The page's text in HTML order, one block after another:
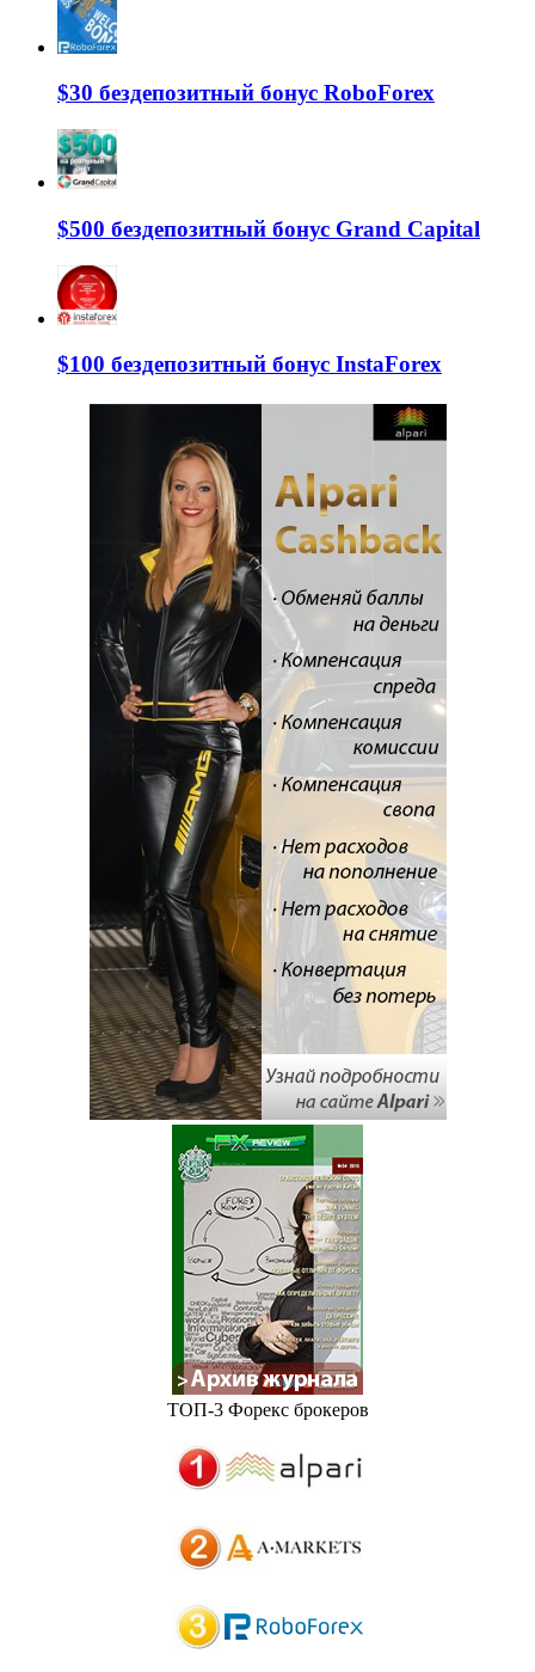
$30 бездепозитный бонус RoboForex
$500 бездепозитный бонус Grand Capital
$100 бездепозитный бонус InstaForex
ТОП-3 Форекс брокеров